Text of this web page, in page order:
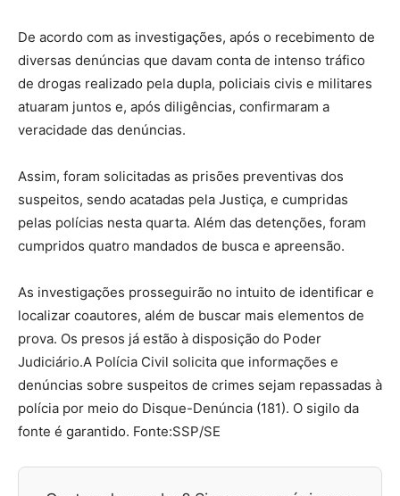
De acordo com as investigações, após o recebimento de
diversas denúncias que davam conta de intenso tráfico
de drogas realizado pela dupla, policiais civis e militares
atuaram juntos e, após diligências, confirmaram a
veracidade das denúncias.
Assim, foram solicitadas as prisões preventivas dos
suspeitos, sendo acatadas pela Justiça, e cumpridas
pelas polícias nesta quarta. Além das detenções, foram
cumpridos quatro mandados de busca e apreensão.
As investigações prosseguirão no intuito de identificar e
localizar coautores, além de buscar mais elementos de
prova. Os presos já estão à disposição do Poder
Judiciário.A Polícia Civil solicita que informações e
denúncias sobre suspeitos de crimes sejam repassadas à
polícia por meio do Disque-Denúncia (181). O sigilo da
fonte é garantido. Fonte:SSP/SE